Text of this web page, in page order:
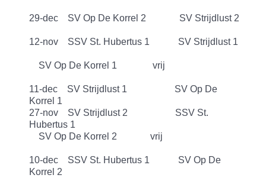
29-dec SV Op De Korrel 2 SV Strijdlust 2
12-nov SSV St. Hubertus 1 SV Strijdlust 1
SV Op De Korrel 1 vrij
11-dec SV Strijdlust 1 SV Op De
Korrel 1
27-nov SV Strijdlust 2 SSV St.
Hubertus 1
SV Op De Korrel 2 vrij
10-dec SSV St. Hubertus 1 SV Op De
Korrel 2